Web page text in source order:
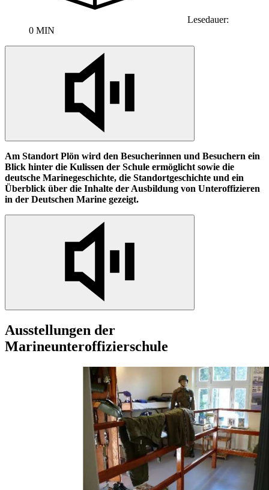
Lesedauer:
0 MIN
Am Standort Plön wird den Besucherinnen und Besuchern ein
Blick hinter die Kulissen der Schule ermöglicht sowie die
deutsche Marinegeschichte, die Standortgeschichte und ein
Überblick über die Inhalte der Ausbildung von Unteroffizieren
in der Deutschen Marine gezeigt.
Ausstellungen der
Marineunteroffizierschule